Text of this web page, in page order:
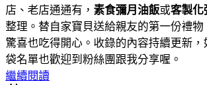
店、老店通通有， 素食彌月油飯或客製化
整理。替自家寶貝送給親友的第一份禮
驚喜也吃得開心。收錄的內容持續更新，
袋名單也歡迎到粉絲團跟我分享喔。
繼續閱讀